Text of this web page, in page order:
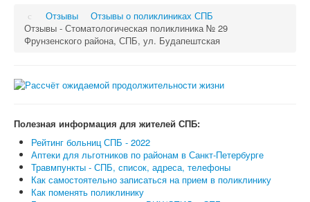
Отзывы
Отзывы о поликлиниках СПБ
Отзывы - Стоматологическая поликлиника № 29
Фрунзенского района, СПБ, ул. Будапештская
Полезная информация для жителей СПБ:
Рейтинг больниц СПБ - 2022
Аптеки для льготников по районам в Санкт-Петербурге
Травмпункты - СПБ, список, адреса, телефоны
Как самостоятельно записаться на прием в поликлинику
Как поменять поликлинику